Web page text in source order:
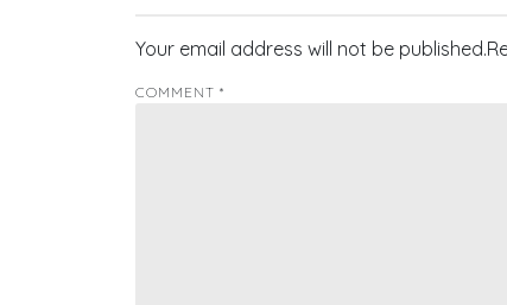
Your email address will not be published.
COMMENT *